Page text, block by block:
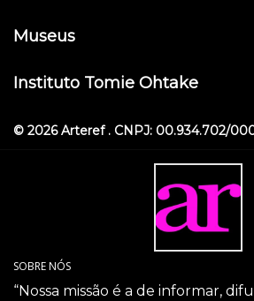
Museus
Instituto Tomie Ohtake
© 2026 Arteref . CNPJ: 00.934.702/
SOBRE NÓS
“Nossa missão é a de informar,